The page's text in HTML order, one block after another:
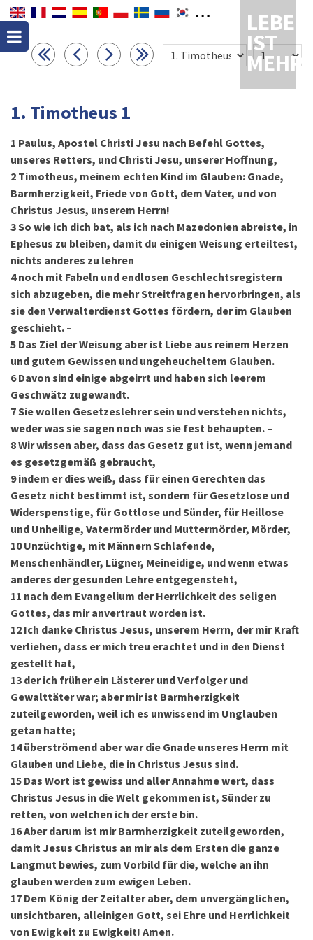
LEBEN
IST
MEHR
1. Timotheus 1
1 Paulus, Apostel Christi Jesu nach Befehl Gottes,
unseres Retters, und Christi Jesu, unserer Hoffnung,
2 Timotheus, meinem echten Kind im Glauben: Gnade,
Barmherzigkeit, Friede von Gott, dem Vater, und von
Christus Jesus, unserem Herrn!
3So wie ich dich bat, als ich nach Mazedonien abreiste, in
Ephesus zu bleiben, damit du einigen Weisung erteiltest,
nichts anderes zu lehren
4 noch mit Fabeln und endlosen Geschlechtsregistern
sich abzugeben, die mehr Streitfragen hervorbringen, als
sie den Verwalterdienst Gottes fördern, der im Glauben
geschieht. –
5 Das Ziel der Weisung aber ist Liebe aus reinem Herzen
und gutem Gewissen und ungeheucheltem Glauben.
6 Davon sind einige abgeirrt und haben sich leerem
Geschwätz zugewandt.
7Sie wollen Gesetzeslehrer sein und verstehen nichts,
weder was sie sagen noch was sie fest behaupten. –
8Wir wissen aber, dass das Gesetz gut ist, wenn jemand
es gesetzgemäß gebraucht,
9 indem er dies weiß, dass für einen Gerechten das
Gesetz nicht bestimmt ist, sondern für Gesetzlose und
Widerspenstige, für Gottlose und Sünder, für Heillose
und Unheilige, Vatermörder und Muttermörder, Mörder,
10 Unzüchtige, mit Männern Schlafende,
Menschenhändler, Lügner, Meineidige, und wenn etwas
anderes der gesunden Lehre entgegensteht,
11 nach dem Evangelium der Herrlichkeit des seligen
Gottes, das mir anvertraut worden ist.
12 Ich danke Christus Jesus, unserem Herrn, der mir Kraft
verliehen, dass er mich treu erachtet und in den Dienst
gestellt hat,
13 der ich früher ein Lästerer und Verfolger und
Gewalttäter war; aber mir ist Barmherzigkeit
zuteilgeworden, weil ich es unwissend im Unglauben
getan hatte;
14 überströmend aber war die Gnade unseres Herrn mit
Glauben und Liebe, die in Christus Jesus sind.
15 Das Wort ist gewiss und aller Annahme wert, dass
Christus Jesus in die Welt gekommen ist, Sünder zu
retten, von welchen ich der erste bin.
16Aber darum ist mir Barmherzigkeit zuteilgeworden,
damit Jesus Christus an mir als dem Ersten die ganze
Langmut bewies, zum Vorbild für die, welche an ihn
glauben werden zum ewigen Leben.
17 Dem König der Zeitalter aber, dem unvergänglichen,
unsichtbaren, alleinigen Gott, sei Ehre und Herrlichkeit
von Ewigkeit zu Ewigkeit! Amen.